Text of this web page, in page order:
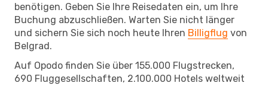
benötigen. Geben Sie Ihre Reisedaten ein, um Ihre
Buchung abzuschließen. Warten Sie nicht länger
und sichern Sie sich noch heute Ihren Billigflug von
Belgrad.
Auf Opodo finden Sie über 155.000 Flugstrecken,
690 Fluggesellschaften, 2.100.000 Hotels weltweit